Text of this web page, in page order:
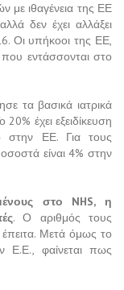
με ιθαγένεια της ΕΕ
δεν έχει αλλάξει
Οι υπήκοοι της ΕΕ,
εντάσσονται στο
τα βασικά ιατρικά
έχει εξειδίκευση
στην ΕΕ. Για τους
είναι 4% στην
στο NHS, η
. Ο αριθμός τους
Μετά όμως το
Ε.Ε., φαίνεται πως